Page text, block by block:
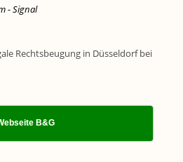
- Signal
B&G